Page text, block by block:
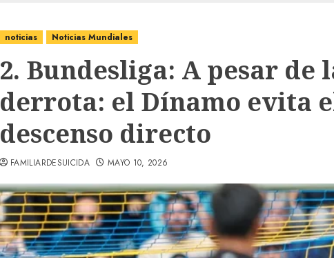
noticias Noticias Mundiales
2. Bundesliga: A pesar de
derrota: el Dínamo evita
descenso directo
FAMILIARDESUICIDA MAYO 10, 2026